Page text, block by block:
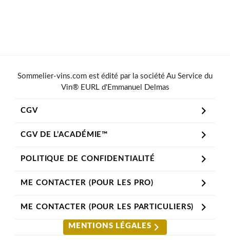
Sommelier-vins.com est édité par la société Au Service du
Vin® EURL d'Emmanuel Delmas
CGV
CGV DE L’ACADÉMIE™
POLITIQUE DE CONFIDENTIALITÉ
ME CONTACTER (POUR LES PRO)
ME CONTACTER (POUR LES PARTICULIERS)
MENTIONS LÉGALES